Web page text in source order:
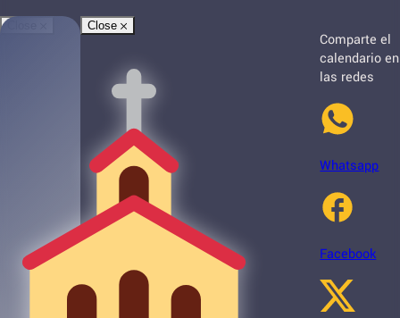
Close
Comparte el
calendario en
las redes
Whatsapp
Facebook